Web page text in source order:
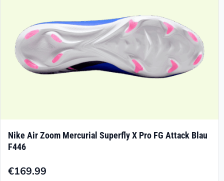
Produktseite
gewählt
werden
Nike Air Zoom Mercurial Superfly X Pro FG Attack Blau
F446
€169.99